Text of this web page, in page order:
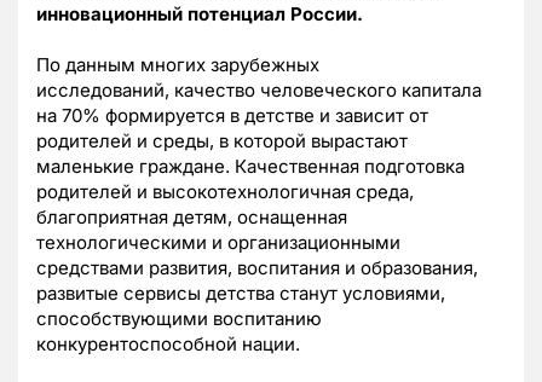
инновационный потенциал России.
По данным многих зарубежных
исследований, качество человеческого капитала
на 70% формируется в детстве и зависит от
родителей и среды, в которой вырастают
маленькие граждане. Качественная подготовка
родителей и высокотехнологичная среда,
благоприятная детям, оснащенная
технологическими и организационными
средствами развития, воспитания и образования,
развитые сервисы детства станут условиями,
способствующими воспитанию
конкурентоспособной нации.